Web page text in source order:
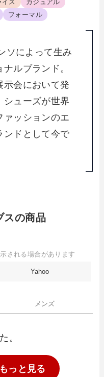
イス
カジュアル
フォーマル
ソによって生み
ルブランド。
示会において発
シューズが世界
ァッションのエ
ンドとして今で
スの商品
される場合があります
Yahoo
メンズ
。
もっと見る